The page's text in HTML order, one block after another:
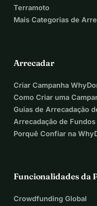
Terramoto
Mais Categorias de
Arrecadar
Criar Campanha
Como Criar uma
Guias de Arrecadação
Arrecadação de
Porquê Confiar na
Funcionalidades da
Crowdfunding Global